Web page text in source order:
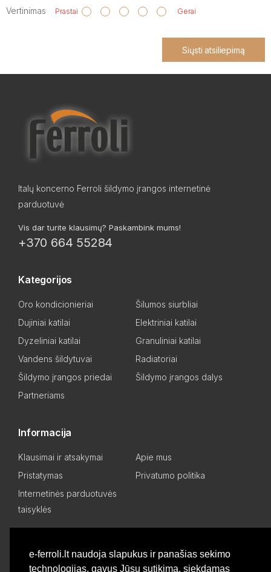
e-ferroli.lt naudoja slapukus ir panašias sekimo
technologijas, gavus Jūsų sutikimą, siekdamas
Vertinimas Prastai Gerai
Siųsti atsiliepimą
Italų koncerno Ferroli šildymo įrangos internetinė
parduotuvė
Vis dar turite klausimų? Paskambink mums!
+370 664 55284
Kategorijos
Oro kondicionieriai
Šilumos siurbliai
Dujiniai katilai
Elektriniai katilai
Dyzeliniai katilai
Granuliniai katilai
Vandens šildytuvai
Radiatoriai
Šildymo įrangos priedai
Šildymo įrangos dalys
Partneriams
Informacija
Klausimai ir atsakymai
Apie mus
Pristatymas
Privatumo politika
Internetinės parduotuvės
taisyklės